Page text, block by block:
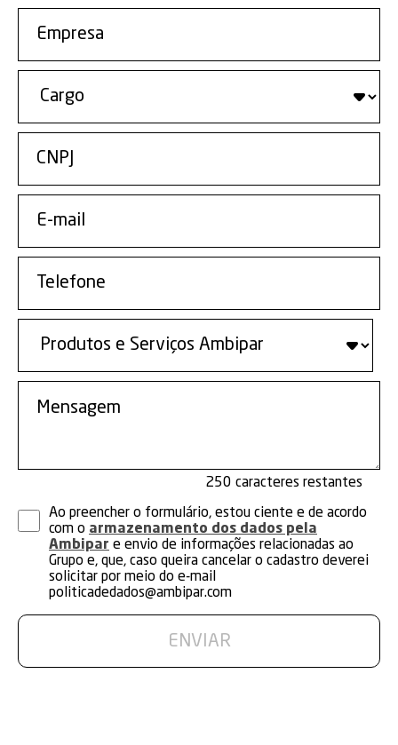
250
Ao preencher o formulário, estou ciente e de acordo
com o armazenamento dos dados pela
Ambipar e envio de informações relacionadas ao
Grupo e, que, caso queira cancelar o cadastro deverei
solicitar por meio do e-mail
politicadedados@ambipar.com